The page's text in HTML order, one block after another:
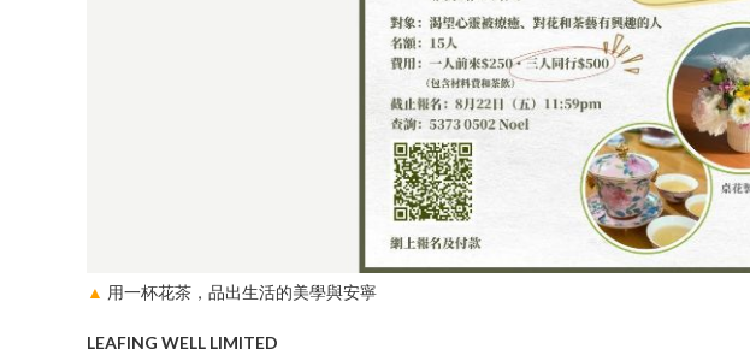
▲ 用一杯花茶，品出生活的美學與安寧
LEAFING WELL LIMITED